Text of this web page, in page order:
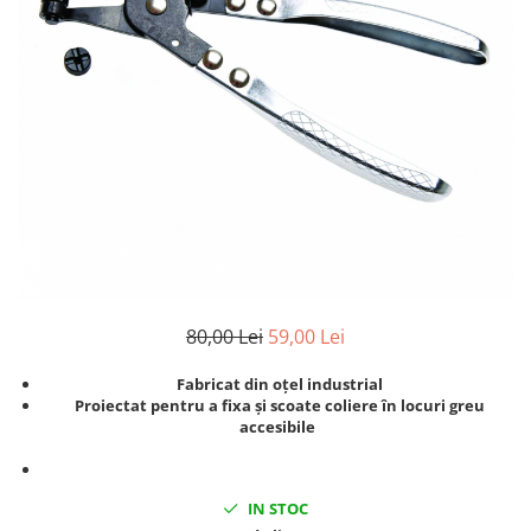
Clima/Aer conditionat
Cricuri cutie viteze
Dispozitive de sablat & accesorii
Echipamente De Sudura
Aparate taiere cu plasma
Invertoare Sudura
80,00 Lei 59,00 Lei
Fabricat din oțel industrial
Proiectat pentru a fixa și scoate coliere în locuri greu
accesibile
IN STOC